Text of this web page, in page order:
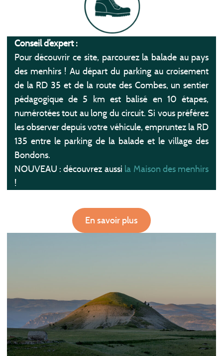
Conseil d’expert :
Pour découvrir ce site, parcourez la balade au pays
des menhirs ! Au départ du parking au croisement
de la RD 35 et de la route des Combes, un sentier
pédagogique de 5 km est balisé en 10 étapes,
numérotées tout au long du circuit. Si vous préférez
les observer depuis votre véhicule, empruntez la RD
135 entre le parking de la balade et le village des
Bondons.
NOUVEAU : découvrez aussi la Maison des menhirs
!
En savoir plus